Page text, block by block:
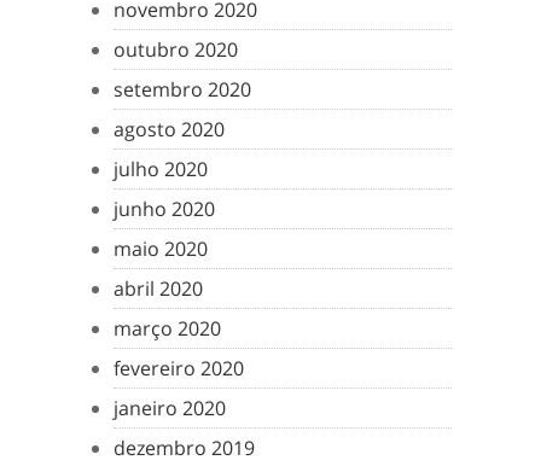
novembro 2020
outubro 2020
setembro 2020
agosto 2020
julho 2020
junho 2020
maio 2020
abril 2020
março 2020
fevereiro 2020
janeiro 2020
dezembro 2019